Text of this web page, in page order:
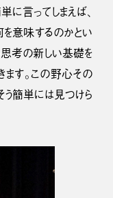
に言ってしまえば、
を意味するのかとい
考の新しい基礎を
ます。この野心その
う簡単には見つけら